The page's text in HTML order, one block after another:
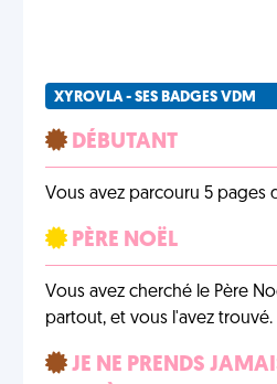
XYROVLA - SES BADGES VDM
DÉBUTANT
Vous avez parcouru 5 pages
PÈRE NOËL
Vous avez cherché le Père
partout, et vous l'avez trouvé.
JE NE PRENDS